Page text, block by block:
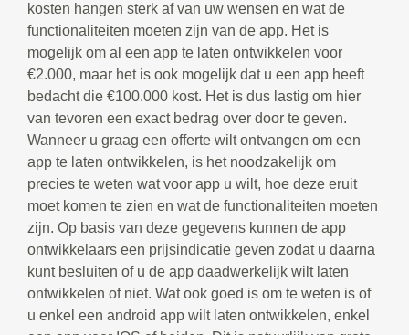
kosten hangen sterk af van uw wensen en wat de
functionaliteiten moeten zijn van de app. Het is
mogelijk om al een app te laten ontwikkelen voor
€2.000, maar het is ook mogelijk dat u een app heeft
bedacht die €100.000 kost. Het is dus lastig om hier
van tevoren een exact bedrag over door te geven.
Wanneer u graag een offerte wilt ontvangen om een
app te laten ontwikkelen, is het noodzakelijk om
precies te weten wat voor app u wilt, hoe deze eruit
moet komen te zien en wat de functionaliteiten moeten
zijn. Op basis van deze gegevens kunnen de app
ontwikkelaars een prijsindicatie geven zodat u daarna
kunt besluiten of u de app daadwerkelijk wilt laten
ontwikkelen of niet. Wat ook goed is om te weten is of
u enkel een android app wilt laten ontwikkelen, enkel